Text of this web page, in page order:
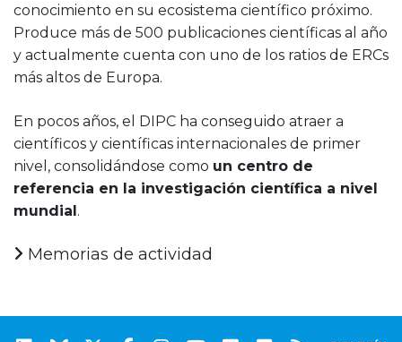
conocimiento en su ecosistema científico próximo.
Produce más de 500 publicaciones científicas al año
y actualmente cuenta con uno de los ratios de ERCs
más altos de Europa.
En pocos años, el DIPC ha conseguido atraer a
científicos y científicas internacionales de primer
nivel, consolidándose como un centro de
referencia en la investigación científica a nivel
mundial.
Memorias de actividad